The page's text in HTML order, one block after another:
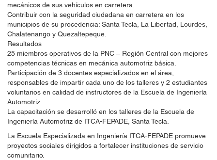
mecánicos de sus vehículos en carretera.
Contribuir con la seguridad ciudadana en carretera en los
municipios de su procedencia: Santa Tecla, La Libertad, Lourdes,
Chalatenango y Quezaltepeque.
Resultados
25 miembros operativos de la PNC – Región Central con mejores
competencias técnicas en mecánica automotriz básica.
Participación de 3 docentes especializados en el área,
responsables de impartir cada uno de los talleres y 2 estudiantes
voluntarios en calidad de instructores de la Escuela de Ingeniería
Automotriz.
La capacitación se desarrolló en los talleres de la Escuela de
Ingeniería Automotriz de ITCA-FEPADE, Santa Tecla.
La Escuela Especializada en Ingeniería ITCA-FEPADE promueve
proyectos sociales dirigidos a fortalecer instituciones de servicio
comunitario.